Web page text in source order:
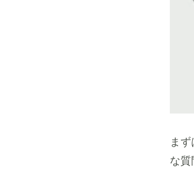
ま
な質